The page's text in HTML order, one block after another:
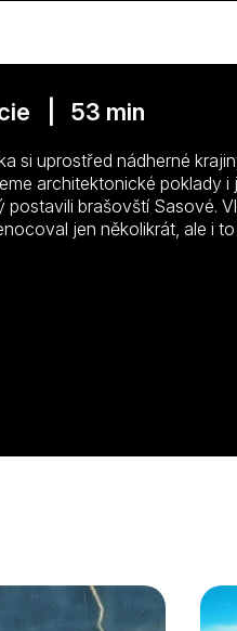
| 53 min
si uprostřed nádherné
architektonické poklady
postavili brašovští Sasové.
jen několikrát, ale i
malebné vesnice v horách
těžké historie.